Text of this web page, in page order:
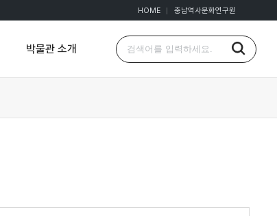
HOME 충남역사문화연구원
박물관 소개